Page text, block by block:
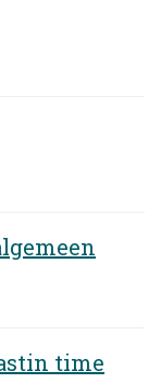
time